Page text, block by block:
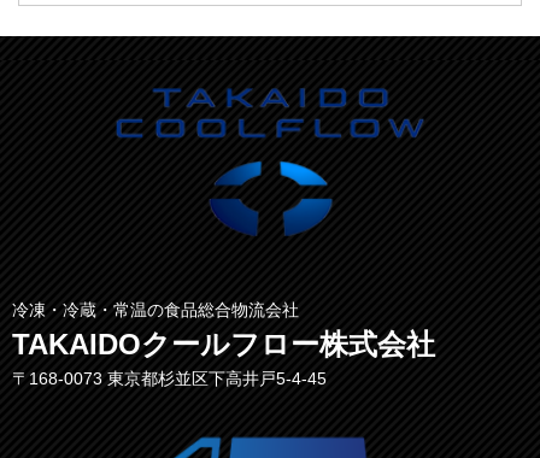
冷凍・冷蔵・常温の食品総合物流会社
TAKAIDOクールフロー株式会社
〒168-0073 東京都杉並区下高井戸5-4-45